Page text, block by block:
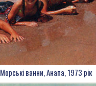
Морські ванни, Анапа, 1973 рік